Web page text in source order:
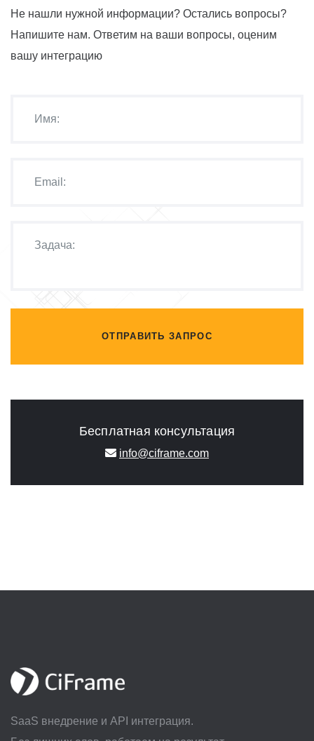
Бесплатная консультация
info@ciframe.com
Не нашли нужной информации? Остались вопросы?
Напишите нам. Ответим на ваши вопросы, оценим
вашу интеграцию
ОТПРАВИТЬ ЗАПРОС
SaaS внедрение и API интеграция.